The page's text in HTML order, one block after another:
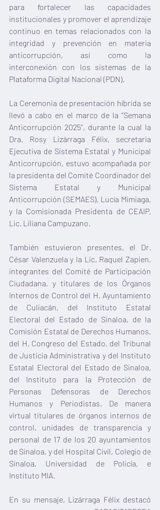
para fortalecer las capacidades
institucionales y promover el aprendizaje
continuo en temas relacionados con la
integridad y prevención en materia
anticorrupción, así como la
interconexión con los sistemas de la
Plataforma Digital Nacional (PDN).
La Ceremonia de presentación híbrida se
llevó a cabo en el marco de la “Semana
Anticorrupción 2025”, durante la cual la
Dra. Rosy Lizárraga Félix, secretaria
Ejecutiva de Sistema Estatal y Municipal
Anticorrupción, estuvo acompañada por
la presidenta del Comité Coordinador del
Sistema Estatal y Municipal
Anticorrupción (SEMAES), Lucía Mimiaga,
y la Comisionada Presidenta de CEAIP,
Lic. Liliana Campuzano.
También estuvieron presentes, el Dr.
César Valenzuela y la Lic. Raquel Zapien,
integrantes del Comité de Participación
Ciudadana, y titulares de los Órganos
Internos de Control del H. Ayuntamiento
de Culiacán, del Instituto Estatal
Electoral del Estado de Sinaloa, de la
Comisión Estatal de Derechos Humanos,
del H. Congreso del Estado, del Tribunal
de Justicia Administrativa y del Instituto
Estatal Electoral del Estado de Sinaloa,
del Instituto para la Protección de
Personas Defensoras de Derechos
Humanos y Periodistas. De manera
virtual titulares de órganos internos de
control, unidades de transparencia y
personal de 17 de los 20 ayuntamientos
de Sinaloa, y del Hospital Civil, Colegio de
Sinaloa, Universidad de Policía, e
Instituto MIA.
En su mensaje, Lizárraga Félix destacó